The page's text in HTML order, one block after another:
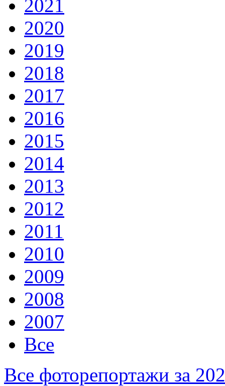
2021
2020
2019
2018
2017
2016
2015
2014
2013
2012
2011
2010
2009
2008
2007
Все
Все фоторепортажи за